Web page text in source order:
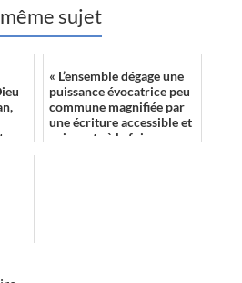
sujet
« L’ensemble dégage une
puissance évocatrice peu
commune magnifiée par
une écriture accessible et
exigeante à la fois. »